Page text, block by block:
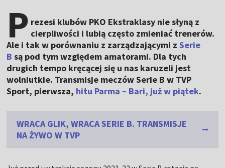
P rezesi klubów PKO Ekstraklasy nie słyną z
cierpliwości i lubią często zmieniać trenerów.
Ale i tak w porównaniu z zarządzającymi zSerie
B są pod tym względem amatorami. Dla tych
drugich tempo kręcącej się u nas karuzeli jest
wolniutkie. Transmisje meczów Serie B w TVP
Sport, pierwsza, hitu Parma – Bari, już w piątek.
WRACA GLIK, WRACA SERIE B. TRANSMISJE
NA ŻYWO W TVP